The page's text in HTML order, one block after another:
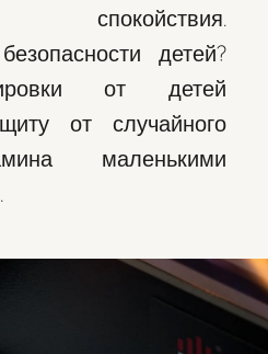
спокойствия.
детей?
от детей
от случайного
маленькими